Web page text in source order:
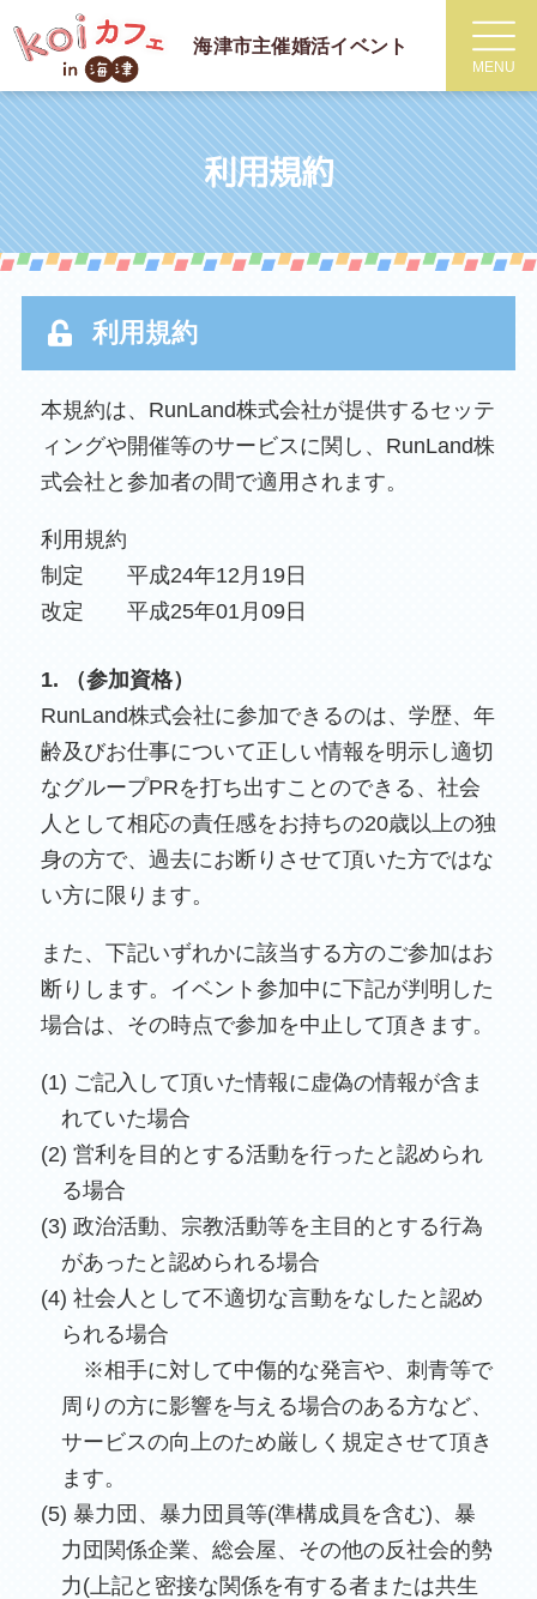
海津市主催婚活イベント
MENU
利用規約
利用規約
本規約は、RunLand株式会社が提供するセッテ
ィングや開催等のサービスに関し、RunLand株
式会社と参加者の間で適用されます。
利用規約
制定 平成24年12月19日
改定 平成25年01月09日
1. （参加資格）
RunLand株式会社に参加できるのは、学歴、年
齢及びお仕事について正しい情報を明示し適切
なグループPRを打ち出すことのできる、社会
人として相応の責任感をお持ちの20歳以上の独
身の方で、過去にお断りさせて頂いた方ではな
い方に限ります。
また、下記いずれかに該当する方のご参加はお
断りします。イベント参加中に下記が判明した
場合は、その時点で参加を中止して頂きます。
(1) ご記入して頂いた情報に虚偽の情報が含ま
れていた場合
(2) 営利を目的とする活動を行ったと認められ
る場合
(3) 政治活動、宗教活動等を主目的とする行為
があったと認められる場合
(4) 社会人として不適切な言動をなしたと認め
られる場合
※相手に対して中傷的な発言や、刺青等で
周りの方に影響を与える場合のある方など、
サービスの向上のため厳しく規定させて頂き
ます。
(5) 暴力団、暴力団員等(準構成員を含む)、暴
力団関係企業、総会屋、その他の反社会的勢
力(上記と密接な関係を有する者または共生